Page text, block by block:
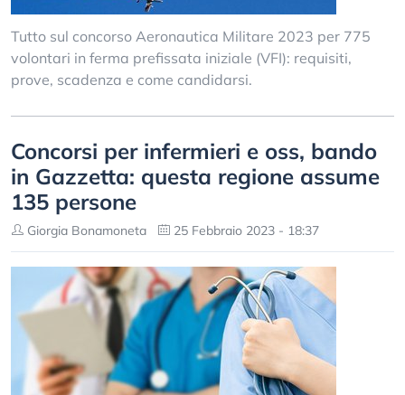
Tutto sul concorso Aeronautica Militare 2023 per 775
volontari in ferma prefissata iniziale (VFI): requisiti,
prove, scadenza e come candidarsi.
Concorsi per infermieri e oss, bando
in Gazzetta: questa regione assume
135 persone
Giorgia Bonamoneta 25 Febbraio 2023 - 18:37